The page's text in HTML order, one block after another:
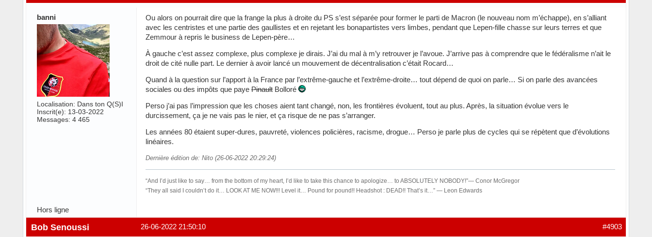
banni
Localisation: Dans ton Q(S)I
Inscrit(e): 13-03-2022
Messages: 4 465
Ou alors on pourrait dire que la frange la plus à droite du PS s’est séparée pour former le parti de Macron (le nouveau nom m’échappe), en s’alliant
avec les centristes et une partie des gaullistes et en rejetant les bonapartistes vers limbes, pendant que Lepen-fille chasse sur leurs terres et que
Zemmour à repris le business de Lepen-père…
À gauche c’est assez complexe, plus complexe je dirais. J’ai du mal à m’y retrouver je l’avoue. J’arrive pas à comprendre que le fédéralisme n’ait le
droit de cité nulle part. Le dernier à avoir lancé un mouvement de décentralisation c’était Rocard…
Quand à la question sur l’apport à la France par l’extrême-gauche et l’extrême-droite… tout dépend de quoi on parle… Si on parle des avancées
sociales ou des impôts que payePinault Bolloré
Perso j’ai pas l’impression que les choses aient tant changé, non, les frontières évoluent, tout au plus. Après, la situation évolue vers le
durcissement, ça je ne vais pas le nier, et ça risque de ne pas s’arranger.
Les années 80 étaient super-dures, pauvreté, violences policières, racisme, drogue… Perso je parle plus de cycles qui se répètent que d’évolutions
linéaires.
Dernière édition de: Nito (26-06-2022 20:29:24)
“And I’d just like to say… from the bottom of my heart, I’d like to take this chance to apologize… to ABSOLUTELY NOBODY!”― Conor McGregor
“They all said I couldn’t do it… LOOK AT ME NOW!!! Level it… Pound for pound!! Headshot : DEAD!! That’s it…” ― Leon Edwards
Hors ligne
#4903
26-06-2022 21:50:10
Bob Senoussi